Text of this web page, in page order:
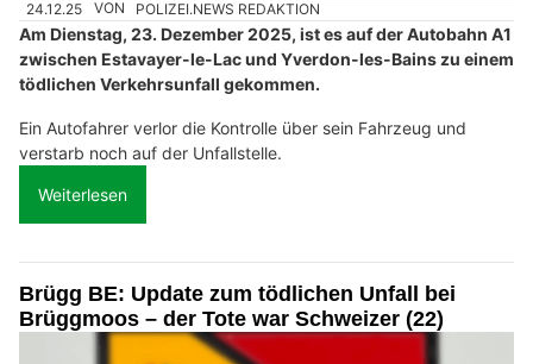
24.12.25 VON POLIZEI.NEWS REDAKTION
Am Dienstag, 23. Dezember 2025, ist es auf der Autobahn A1
zwischen Estavayer-le-Lac und Yverdon-les-Bains zu einem
tödlichen Verkehrsunfall gekommen.
Ein Autofahrer verlor die Kontrolle über sein Fahrzeug und
verstarb noch auf der Unfallstelle.
Weiterlesen
Brügg BE: Update zum tödlichen Unfall bei
Brüggmoos – der Tote war Schweizer (22)